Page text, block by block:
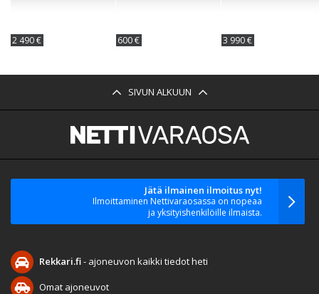
2 490 € 600 € 3 990 €
SIVUN ALKUUN
Jätä ilmainen ilmoitus nyt!
Ilmoittaminen Nettivaraosassa on nopeaa
ja yksityishenkilöille ilmaista.
Rekkari.fi- ajoneuvon kaikki tiedot heti
Omat ajoneuvot